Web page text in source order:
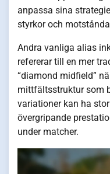
anpassa sina
styrkor och
Andra vanliga alias
refererar till en mer
“diamond midfield”
mittfältsstruktur som
variationer kan ha
övergripande
under matcher.